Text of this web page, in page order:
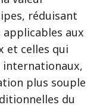
réduisant
aux
et celles qui
plus souple
du